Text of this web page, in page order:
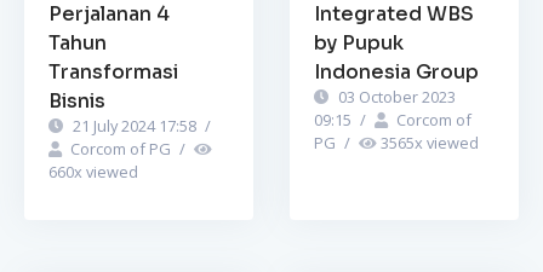
Perjalanan 4
Tahun
Transformasi
Bisnis
21 July 2024 17:58 /
Corcom of PG /
660x viewed
Integrated WBS
by Pupuk
Indonesia Group
03 October 2023
09:15 /
Corcom of
PG / 3565x viewed